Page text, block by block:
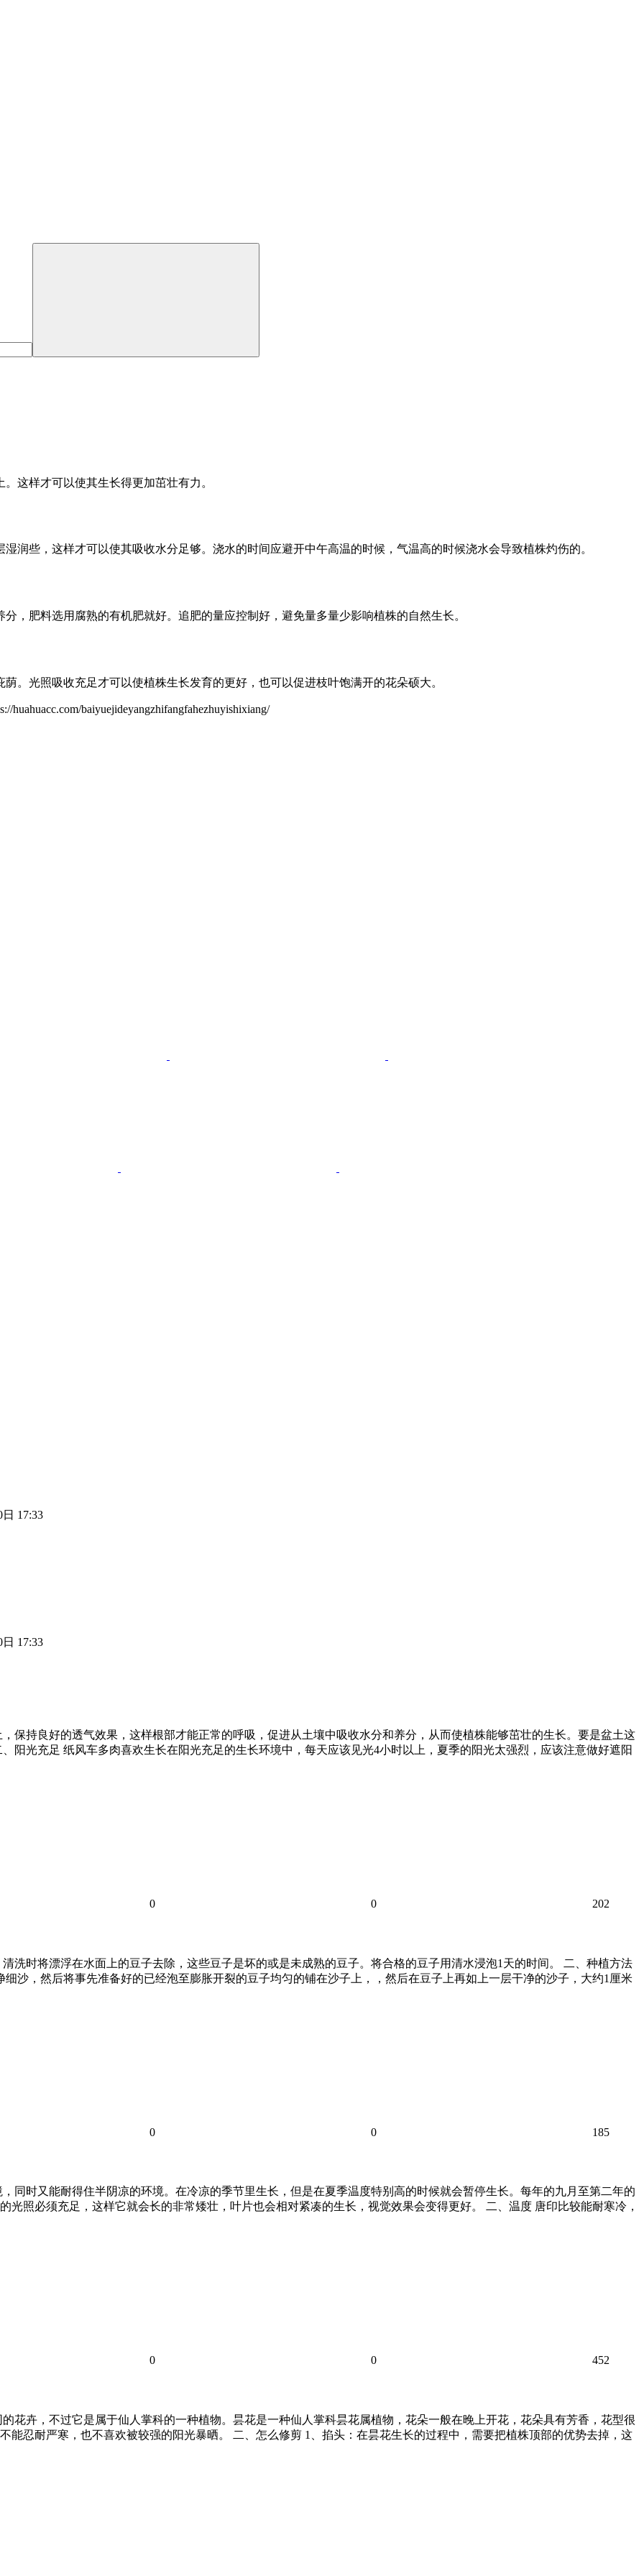
这样才可以使其生长得更加茁壮有力。
润些，这样才可以使其吸收水分足够。浇水的时间应避开中午高温的时候，气温高的时候浇水会导致植株灼伤的。
，肥料选用腐熟的有机肥就好。追肥的量应控制好，避免量多量少影响植株的自然生长。
。光照吸收充足才可以使植株生长发育的更好，也可以促进枝叶饱满开的花朵硕大。
baiyuejideyangzhifangfahezhuyishixiang/
17:33
17:33
保持良好的透气效果，这样根部才能正常的呼吸，促进从土壤中吸收水分和养分，从而使植株能够茁壮的生长。要是盆土这
阳光充足 纸风车多肉喜欢生长在阳光充足的生长环境中，每天应该见光4小时以上，夏季的阳光太强烈，应该注意做好遮阳
0 0 202
洗时将漂浮在水面上的豆子去除，这些豆子是坏的或是未成熟的豆子。将合格的豆子用清水浸泡1天的时间。 二、种植方法
沙，然后将事先准备好的已经泡至膨胀开裂的豆子均匀的铺在沙子上，，然后在豆子上再如上一层干净的沙子，大约1厘米
0 0 185
同时又能耐得住半阴凉的环境。在冷凉的季节里生长，但是在夏季温度特别高的时候就会暂停生长。每年的九月至第二年的
光照必须充足，这样它就会长的非常矮壮，叶片也会相对紧凑的生长，视觉效果会变得更好。 二、温度 唐印比较能耐寒冷，
0 0 452
花卉，不过它是属于仙人掌科的一种植物。昙花是一种仙人掌科昙花属植物，花朵一般在晚上开花，花朵具有芳香，花型很
能忍耐严寒，也不喜欢被较强的阳光暴晒。 二、怎么修剪 1、掐头：在昙花生长的过程中，需要把植株顶部的优势去掉，这